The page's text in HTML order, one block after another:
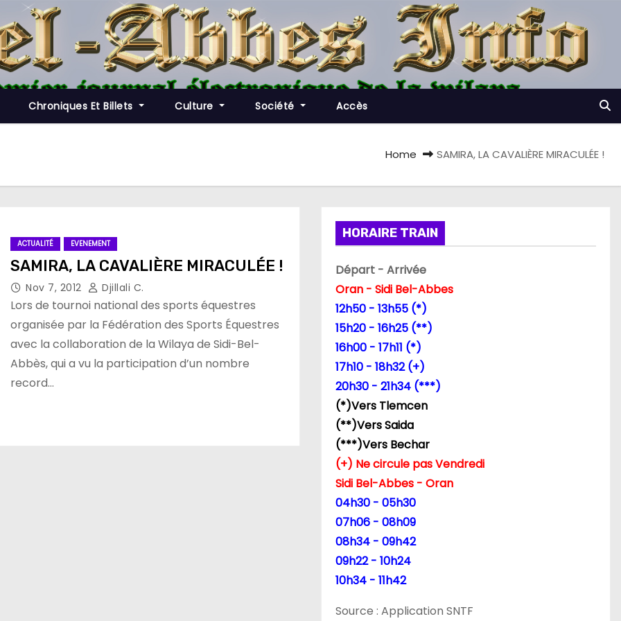
Chroniques Et Billets Culture Société Accès
Home SAMIRA, LA CAVALIÈRE MIRACULÉE !
ACTUALITÉ EVENEMENT
SAMIRA, LA CAVALIÈRE MIRACULÉE !
Nov 7, 2012 Djillali C.
Lors de tournoi national des sports équestres
organisée par la Fédération des Sports Équestres
avec la collaboration de la Wilaya de Sidi-Bel-
Abbès, qui a vu la participation d’un nombre
record…
HORAIRE TRAIN
Départ - Arrivée
Oran - Sidi Bel-Abbes
12h50 - 13h55 (*)
15h20 - 16h25 (**)
16h00 - 17h11 (*)
17h10 - 18h32 (+)
20h30 - 21h34 (***)
(*)Vers Tlemcen
(**)Vers Saida
(***)Vers Bechar
(+) Ne circule pas Vendredi
Sidi Bel-Abbes - Oran
04h30 - 05h30
07h06 - 08h09
08h34 - 09h42
09h22 - 10h24
10h34 - 11h42
Source : Application SNTF